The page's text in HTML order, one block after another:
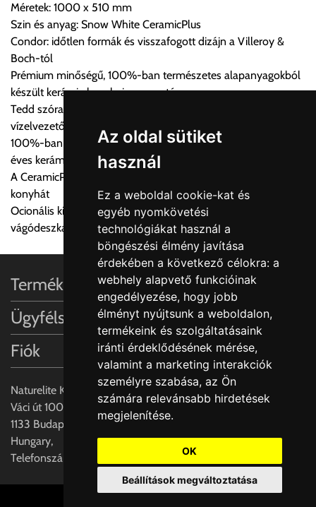
Az oldal sütiket
használ
Ez a weboldal cookie-kat és
egyéb nyomkövetési
technológiákat használ a
böngészési élmény javítása
érdekében a következő célokra: a
webhely alapvető funkcióinak
engedélyezése, hogy jobb
élményt nyújtsunk a weboldalon,
termékeink és szolgáltatásaink
iránti érdeklődésének mérése,
valamint a marketing interakciók
személyre szabása, az Ön
számára relevánsabb hirdetések
megjelenítése.
OK
Beállítások megváltoztatása
Szállítási díjak:
Az oldalunkon rendelés esetén, amennyiben szállítást is kér,
úgy esetenként több lehetőséget ajánl fel a program. Kérjük, a
vásárolt árú figyelembevételével az önnek megfelelő szállítási
költséget válassza ki.
Amennyiben nem biztos választásában, vagy a program
automatikusan nem ajánl fel szállítási költséget, úgy válassza
a 0.- forintos szállítást, kollégáink megvizsgálják a vásárolt
termék adatait, majd visszaigazolják a szállítás költségét.
Ingyenes szállítási lehetőség nincs!
Egyes termékek súlyát a program nem ismeri, rendelés esetén
a központ igazolja vissza. Amennyiben a költséget az Ön által
gondoltnál magasabb értékben igazoljuk vissza, úgy a
visszaigazolástól számított 24 órán belül a terméket
lemondhatja, vagy kérheti a személyes átvételre való
módosítását.
FIGYELEM!!
KERÁMIA TERMÉKEK SZÁLLÍTATÁSA NEM, VAGY CSAK
A MEGRENDELŐ KIFEJEZETT KÉRÉSÉRE ÉS
FELELŐSSÉGÉRE LEHETSÉGES!!
Egyéb leírások:
Budapesti szállítások:
1, Budapestre kért szállítás esetén az általános szállítás
helyett időre történő extra szállítás kérése is lehetséges
egyedi áron. A szállítás megbeszélt időablakban lehetőség
Méretek: 1000 x 510 mm
Szin és anyag: Snow White CeramicPlus
Condor: időtlen formák és visszafogott dizájn a Villeroy &
Boch-tól
Prémium minőségű, 100%-ban természetes alapanyagokból
készült kerámia konyhai mosogató
Tedd szórakoztatóvá a mosogatást a funkcionális
vízelvezetővel felszerelt mosogatóval
100%-ban természetes alapanyagok és kézművesség 270
éves kerámia tapasztalattal
A CeramicPlus könnyen gondozható, és tisztán tartja a
konyhát
Ocionális kiegészítők: Rozsdamentes acél akasztható tálca és
vágódeszka valódi fa furnérral
Naturelite Kft,
Váci út 100.,
1133 Budapest,
Hungary,
Telefonszám: +(36) 70-427-3837
Termékinformációk
Ügyfélszolgálat
Fiók